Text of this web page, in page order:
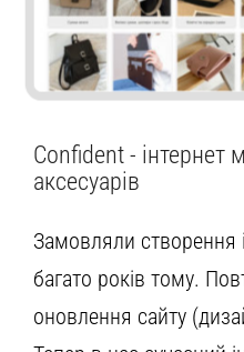
Confident - інтернет
аксесуарів
Замовляли створення
багато років тому.
оновлення сайту